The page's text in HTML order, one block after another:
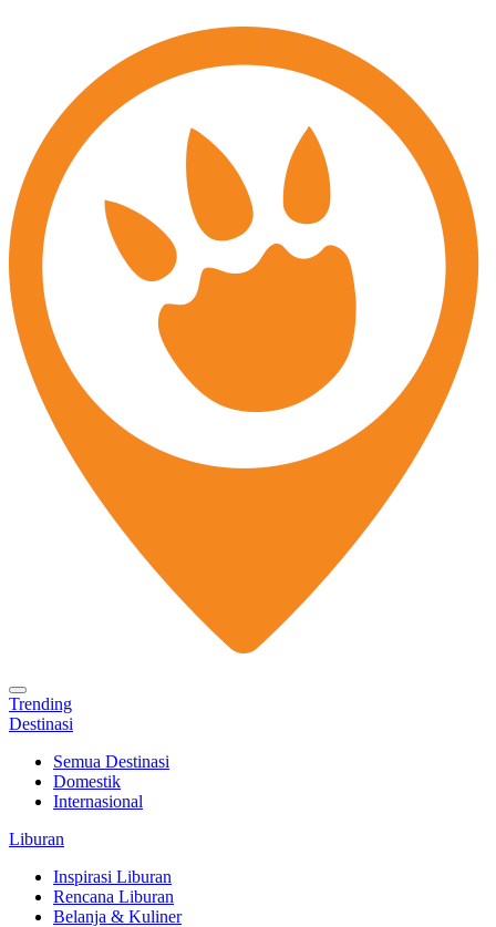
Trending
Destinasi
Semua Destinasi
Domestik
Internasional
Liburan
Inspirasi Liburan
Rencana Liburan
Belanja & Kuliner